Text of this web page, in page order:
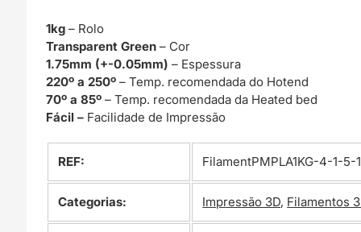
1kg – Rolo
Transparent Green– Cor
1.75mm (+-0.05mm)– Espessura
220º a 250º– Temp. recomendada do Hotend
70º a 85º– Temp. recomendada da Heated bed
Fácil – Facilidade de Impressão
REF: FilamentPMPLA1KG-4-1-5-
Categorias: Impressão 3D, Filamentos